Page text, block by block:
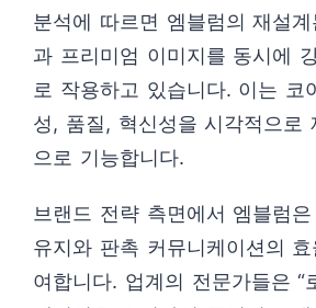
분석에 따르면 엠블럼의 재설
과 프리미엄 이미지를 동시에
로 작용하고 있습니다. 이는 코
성, 품질, 혁신성을 시각적으로
으로 기능합니다.
브랜드 전략 측면에서 엠블럼
유지와 판촉 커뮤니케이션의
여합니다. 업계의 전문가들은 “